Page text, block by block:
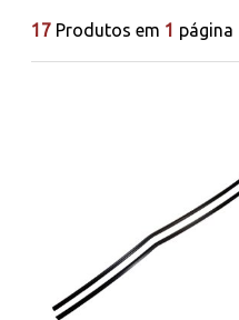
17 Produtos em 1 página